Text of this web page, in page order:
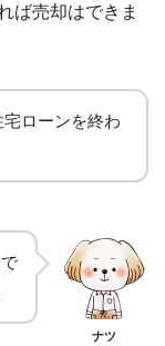
ば売却はできま
ローンを終わ
ナツ